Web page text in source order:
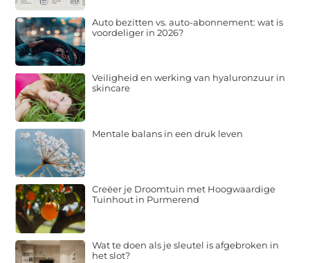
Auto bezitten vs. auto-abonnement: wat is
voordeliger in 2026?
Veiligheid en werking van hyaluronzuur in
skincare
Mentale balans in een druk leven
Creëer je Droomtuin met Hoogwaardige
Tuinhout in Purmerend
Wat te doen als je sleutel is afgebroken in
het slot?